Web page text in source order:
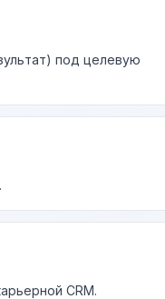
под целевую
CRM.